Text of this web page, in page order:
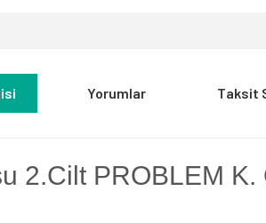
Yorumlar Taksit
2.Cilt PROBLEM K.